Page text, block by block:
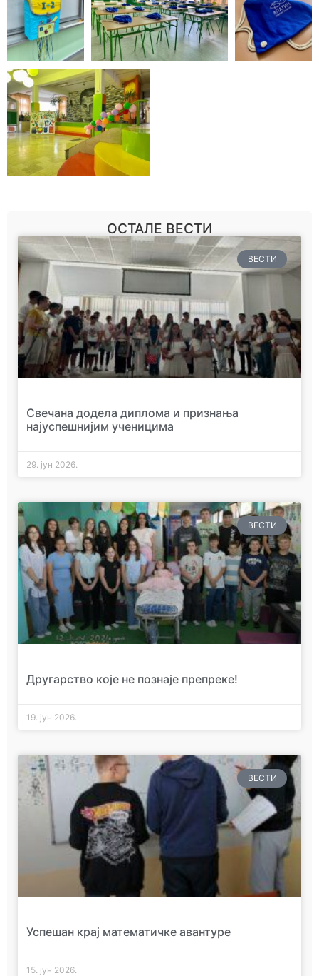
ОСТАЛЕ ВЕСТИ
ВЕСТИ
Свечана додела диплома и признања
најуспешнијим ученицима
29. јун 2026.
ВЕСТИ
Другарство које не познаје препреке!
19. јун 2026.
ВЕСТИ
Успешан крај математичке авантуре
15. јун 2026.